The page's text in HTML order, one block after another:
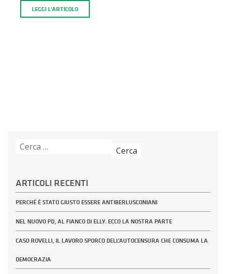
LEGGI L'ARTICOLO
Ricerca
ARTICOLI RECENTI
PERCHÉ È STATO GIUSTO ESSERE ANTIBERLUSCONIANI
NEL NUOVO PD, AL FIANCO DI ELLY. ECCO LA NOSTRA PARTE
CASO ROVELLI, IL LAVORO SPORCO DELL’AUTOCENSURA CHE CONSUMA LA
DEMOCRAZIA